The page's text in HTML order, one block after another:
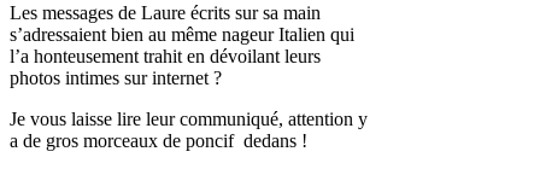
Les messages de Laure écrits sur sa main
s’adressaient bien au même nageur Italien qui
l’a honteusement trahit en dévoilant leurs
photos intimes sur internet ?
Je vous laisse lire leur communiqué, attention y
a de gros morceaux de poncif dedans !